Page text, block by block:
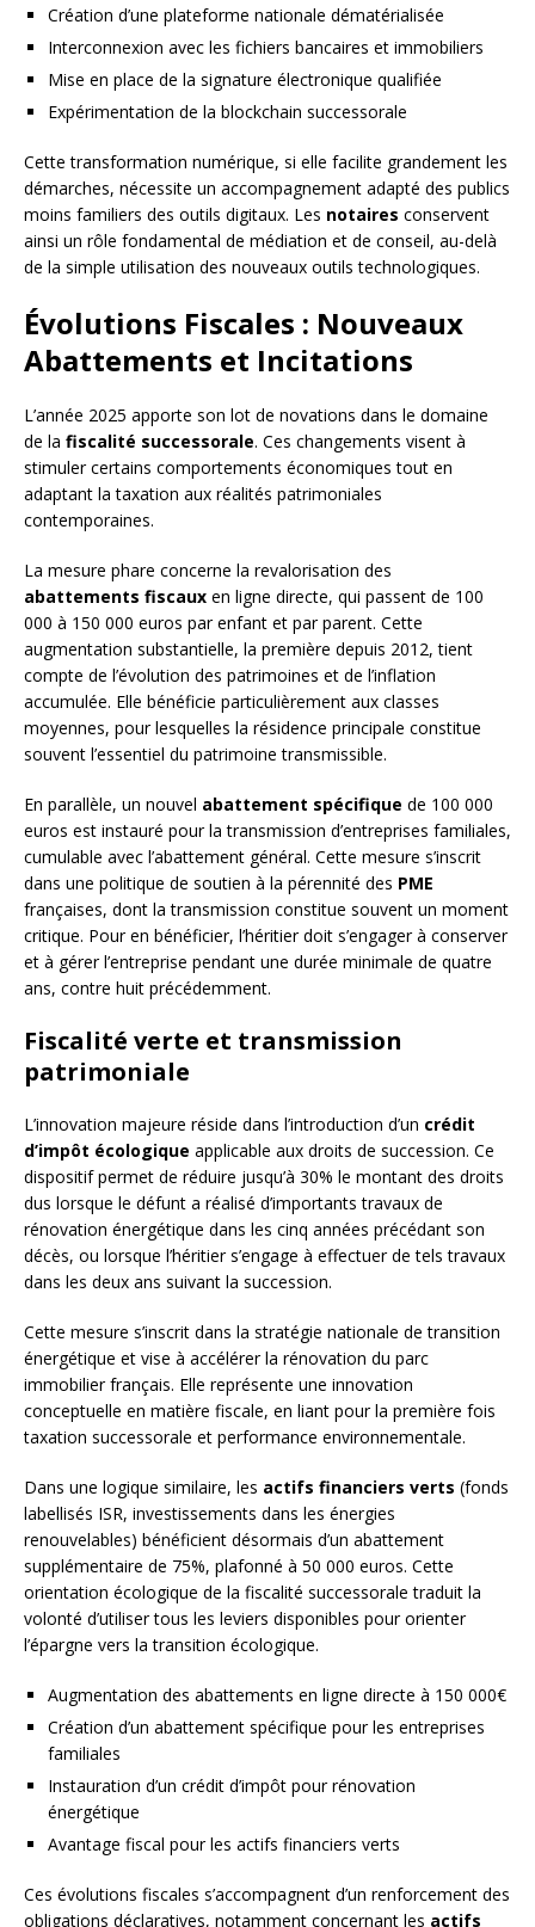
Création d’une plateforme nationale dématérialisée
Interconnexion avec les fichiers bancaires et immobiliers
Mise en place de la signature électronique qualifiée
Expérimentation de la blockchain successorale
Cette transformation numérique, si elle facilite grandement les
démarches, nécessite un accompagnement adapté des publics
moins familiers des outils digitaux. Les notaires conservent
ainsi un rôle fondamental de médiation et de conseil, au-delà
de la simple utilisation des nouveaux outils technologiques.
Évolutions Fiscales : Nouveaux
Abattements et Incitations
L’année 2025 apporte son lot de novations dans le domaine
de la fiscalité successorale. Ces changements visent à
stimuler certains comportements économiques tout en
adaptant la taxation aux réalités patrimoniales
contemporaines.
La mesure phare concerne la revalorisation des
abattements fiscaux en ligne directe, qui passent de 100
000 à 150 000 euros par enfant et par parent. Cette
augmentation substantielle, la première depuis 2012, tient
compte de l’évolution des patrimoines et de l’inflation
accumulée. Elle bénéficie particulièrement aux classes
moyennes, pour lesquelles la résidence principale constitue
souvent l’essentiel du patrimoine transmissible.
En parallèle, un nouvel abattement spécifique de 100 000
euros est instauré pour la transmission d’entreprises familiales,
cumulable avec l’abattement général. Cette mesure s’inscrit
dans une politique de soutien à la pérennité des PME
françaises, dont la transmission constitue souvent un moment
critique. Pour en bénéficier, l’héritier doit s’engager à conserver
et à gérer l’entreprise pendant une durée minimale de quatre
ans, contre huit précédemment.
Fiscalité verte et transmission
patrimoniale
L’innovation majeure réside dans l’introduction d’un crédit
d’impôt écologique applicable aux droits de succession. Ce
dispositif permet de réduire jusqu’à 30% le montant des droits
dus lorsque le défunt a réalisé d’importants travaux de
rénovation énergétique dans les cinq années précédant son
décès, ou lorsque l’héritier s’engage à effectuer de tels travaux
dans les deux ans suivant la succession.
Cette mesure s’inscrit dans la stratégie nationale de transition
énergétique et vise à accélérer la rénovation du parc
immobilier français. Elle représente une innovation
conceptuelle en matière fiscale, en liant pour la première fois
taxation successorale et performance environnementale.
Dans une logique similaire, les actifs financiers verts (fonds
labellisés ISR, investissements dans les énergies
renouvelables) bénéficient désormais d’un abattement
supplémentaire de 75%, plafonné à 50 000 euros. Cette
orientation écologique de la fiscalité successorale traduit la
volonté d’utiliser tous les leviers disponibles pour orienter
l’épargne vers la transition écologique.
Augmentation des abattements en ligne directe à 150 000€
Création d’un abattement spécifique pour les entreprises
familiales
Instauration d’un crédit d’impôt pour rénovation
énergétique
Avantage fiscal pour les actifs financiers verts
Ces évolutions fiscales s’accompagnent d’un renforcement des
obligations déclaratives, notamment concernant les actifs